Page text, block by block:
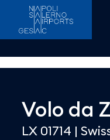
Dettaglio -
Volo da
LX 01714 |